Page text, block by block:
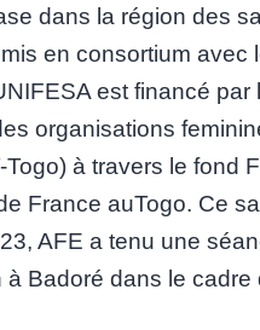
dans la région des
en consortium avec
est financé par
organisations
Togo) à travers le fond
France auTogo. Ce
AFE a tenu une
à Badoré dans le cadre